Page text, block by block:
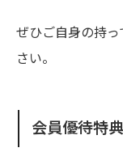
ぜひご自身の持
さい。
会員優待特